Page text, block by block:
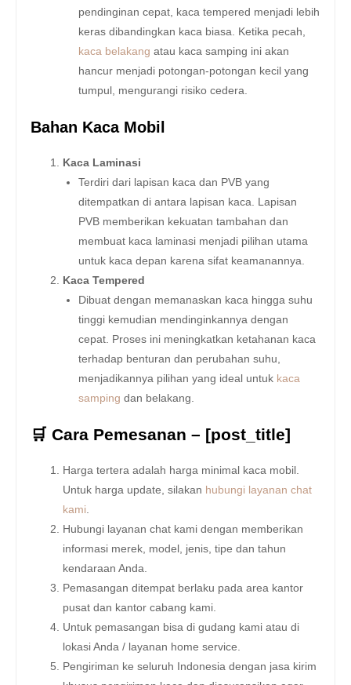
pendinginan cepat, kaca tempered menjadi lebih
keras dibandingkan kaca biasa. Ketika pecah,
kaca belakang atau kaca samping ini akan
hancur menjadi potongan-potongan kecil yang
tumpul, mengurangi risiko cedera.
Bahan Kaca Mobil
Kaca Laminasi
Terdiri dari lapisan kaca dan PVB yang
ditempatkan di antara lapisan kaca. Lapisan
PVB memberikan kekuatan tambahan dan
membuat kaca laminasi menjadi pilihan utama
untuk kaca depan karena sifat keamanannya.
Kaca Tempered
Dibuat dengan memanaskan kaca hingga suhu
tinggi kemudian mendinginkannya dengan
cepat. Proses ini meningkatkan ketahanan kaca
terhadap benturan dan perubahan suhu,
menjadikannya pilihan yang ideal untuk kaca
samping dan belakang.
🛒 Cara Pemesanan – [post_title]
Harga tertera adalah harga minimal kaca mobil.
Untuk harga update, silakan hubungi layanan chat
kami
Hubungi layanan chat kami dengan memberikan
informasi merek, model, jenis, tipe dan tahun
kendaraan Anda.
Pemasangan ditempat berlaku pada area kantor
pusat dan kantor cabang kami.
Untuk pemasangan bisa di gudang kami atau di
lokasi Anda / layanan home service.
Pengiriman ke seluruh Indonesia dengan jasa kirim